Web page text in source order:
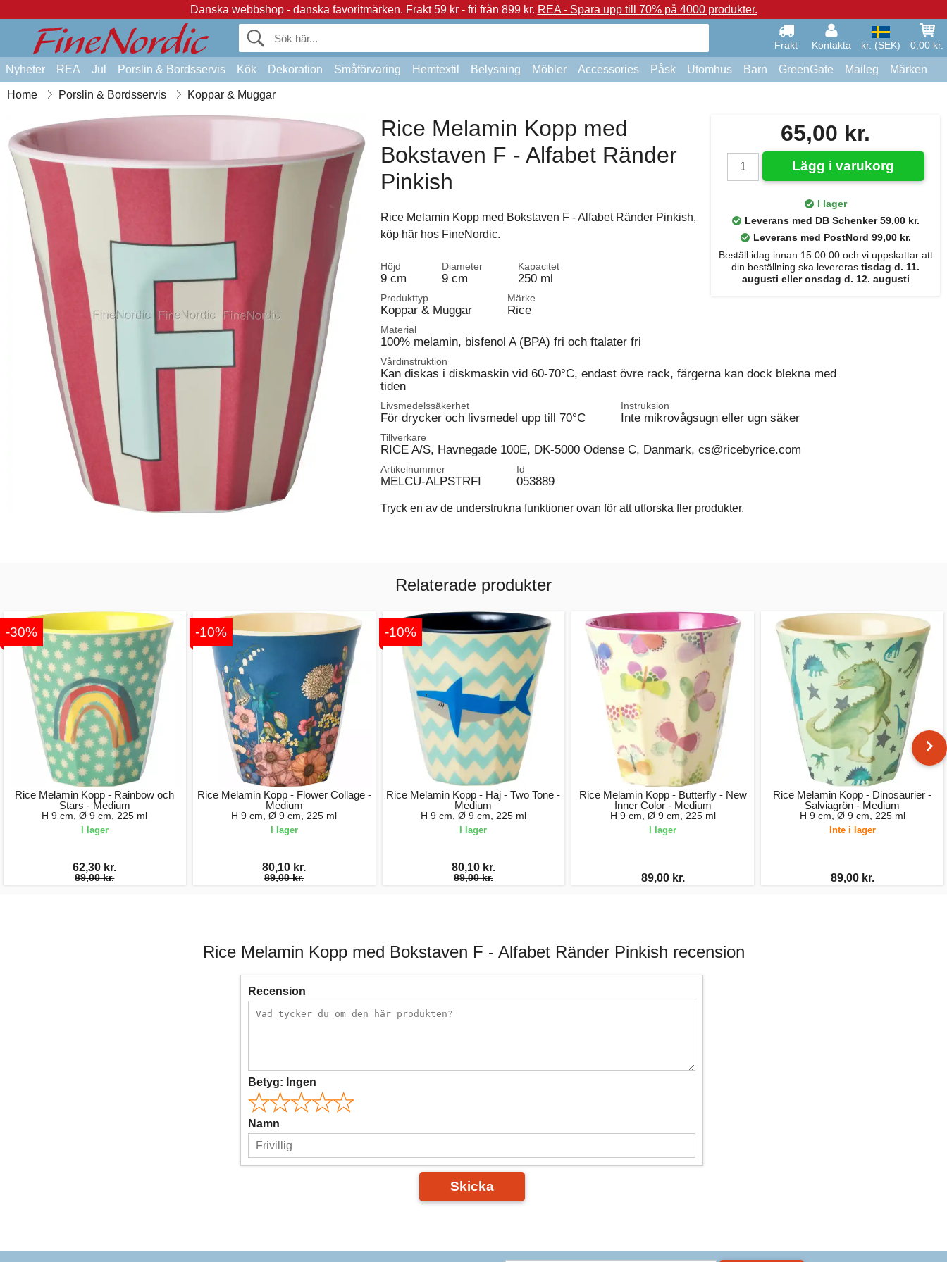
Danska webbshop - danska favoritmärken. Frakt 59 kr - fri från 899 kr. REA - Spara upp till 70% på 4000 produkter.
Frakt Kontakta kr. (SEK) 0,00 kr.
Nyheter REA Jul Porslin & Bordsservis Kök Dekoration Småförvaring Hemtextil Belysning Möbler Accessories Påsk Utomhus Barn GreenGate Maileg Märken
Home Porslin & Bordsservis Koppar & Muggar
65,00 kr.
Lägg i varukorg
I lager
Leverans med DB Schenker 59,00 kr.
Leverans med PostNord 99,00 kr.
Beställ idag innan 15:00:00 och vi uppskattar att
din beställning ska levereras tisdag d. 11.
augusti eller onsdag d. 12. augusti
Rice Melamin Kopp med
Bokstaven F - Alfabet Ränder
Pinkish
Rice Melamin Kopp med Bokstaven F - Alfabet Ränder Pinkish,
köp här hos FineNordic.
Höjd
9 cm
Diameter
9 cm
Kapacitet
250 ml
Produkttyp
Koppar & Muggar
Märke
Rice
Material
100% melamin, bisfenol A (BPA) fri och ftalater fri
Vårdinstruktion
Kan diskas i diskmaskin vid 60-70°C, endast övre rack, färgerna kan dock blekna med
tiden
Livsmedelssäkerhet
För drycker och livsmedel upp till 70°C
Instruksion
Inte mikrovågsugn eller ugn säker
Tillverkare
RICE A/S, Havnegade 100E, DK-5000 Odense C, Danmark, cs@ricebyrice.com
Artikelnummer
MELCU-ALPSTRFI
Id
053889
Tryck en av de understrukna funktioner ovan för att utforska fler produkter.
Relaterade produkter
-30%
Rice Melamin Kopp - Rainbow och
Stars - Medium
H 9 cm, Ø 9 cm, 225 ml
I lager
62,30 kr.
89,00 kr.
-10%
Rice Melamin Kopp - Flower Collage -
Medium
H 9 cm, Ø 9 cm, 225 ml
I lager
80,10 kr.
89,00 kr.
-10%
Rice Melamin Kopp - Haj - Two Tone -
Medium
H 9 cm, Ø 9 cm, 225 ml
I lager
80,10 kr.
89,00 kr.
Rice Melamin Kopp - Butterfly - New
Inner Color - Medium
H 9 cm, Ø 9 cm, 225 ml
I lager
89,00 kr.
Rice Melamin Kopp - Dinosaurier -
Salviagrön - Medium
H 9 cm, Ø 9 cm, 225 ml
Inte i lager
89,00 kr.
Rice Melamin Kopp med Bokstaven F - Alfabet Ränder Pinkish recension
Recension
Betyg: Ingen
Namn
Skicka